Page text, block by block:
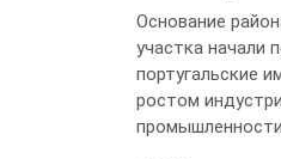
Основание
участка начали
португальские
ростом